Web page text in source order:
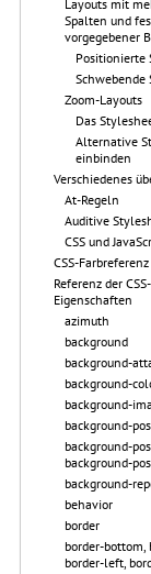
Layouts mit
Spalten und
vorgegebener
Positionierte
Schwebende
Zoom-Layouts
Das
Alternative
einbinden
Verschiedenes
At-Regeln
Auditive
CSS und
CSS-Farbreferenz
Referenz der CSS-
Eigenschaften
azimuth
background
background-
background-
background-
background-
background-
background-
background-
behavior
border
border-bottom,
border-left,